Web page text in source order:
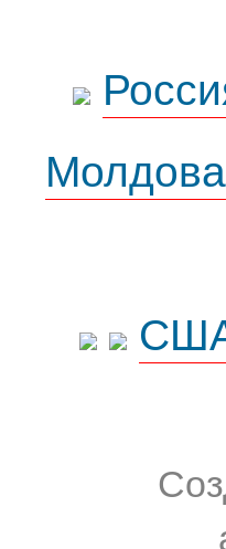
Молдова